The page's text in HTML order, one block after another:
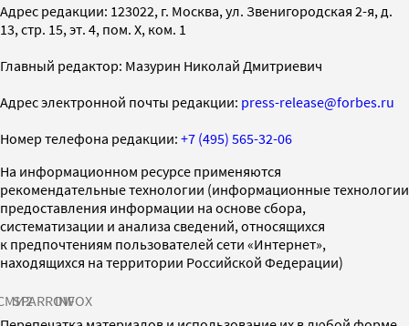
Адрес редакции: 123022, г. Москва, ул. Звенигородская 2-я, д.
13, стр. 15, эт. 4, пом. X, ком. 1
Главный редактор: Мазурин Николай Дмитриевич
Адрес электронной почты редакции: press-release@forbes.ru
Номер телефона редакции: +7 (495) 565-32-06
На информационном ресурсе применяются
рекомендательные технологии (информационные технологии
предоставления информации на основе сбора,
систематизации и анализа сведений, относящихся
к предпочтениям пользователей сети «Интернет»,
находящихся на территории Российской Федерации)
SPARROWINFOX